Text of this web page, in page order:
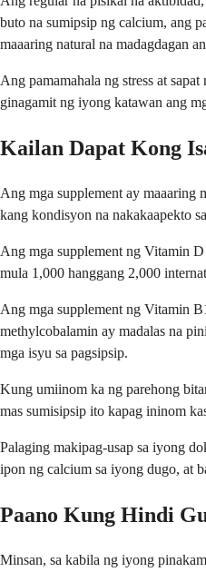
buto na sumipsip ng calcium, ang
maaaring natural na madagdagan
Ang pamamahala ng stress at
ginagamit ng iyong katawan ang
Kailan Dapat Kong
Ang mga supplement ay maaaring
kang kondisyon na nakakaapekto
Ang mga supplement ng Vitamin
mula 1,000 hanggang 2,000
Ang mga supplement ng Vitamin
methylcobalamin ay madalas na
mga isyu sa pagsipsip.
Kung umiinom ka ng parehong
mas sumisipsip ito kapag ininom
Palaging makipag-usap sa iyong
ipon ng calcium sa iyong dugo, at
Paano Kung Hindi
Minsan, sa kabila ng iyong